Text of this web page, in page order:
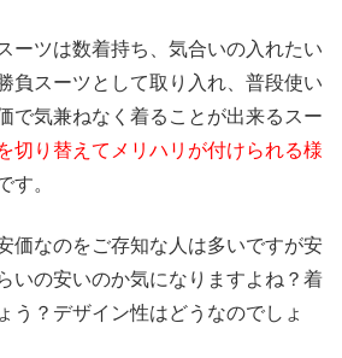
ーツは数着持ち、気合いの入れたい
負スーツとして取り入れ、普段使い
で気兼ねなく着ることが出来るスー
切り替えてメリハリが付けられる様
す。
価なのをご存知な人は多いですが安
いの安いのか気になりますよね？着
う？デザイン性はどうなのでしょ